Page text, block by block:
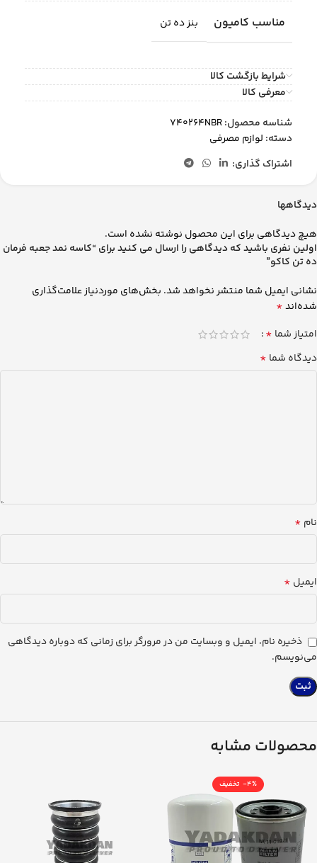
مناسب کامیون بنز ده تن
شرایط بازگشت کالا
معرفی کالا
شناسه محصول:740264NBR
دسته: لوازم مصرفی
اشتراک گذاری:
دیدگاهها
هیچ دیدگاهی برای این محصول نوشته نشده است.
اولین نفری باشید که دیدگاهی را ارسال می کنید برای “کاسه نمد جعبه فرمان
ده تن کاکو”
نشانی ایمیل شما منتشر نخواهد شد. بخش‌های موردنیاز علامت‌گذاری
شده‌اند*
امتیاز شما *
دیدگاه شما *
نام *
ایمیل *
ذخیره نام، ایمیل و وبسایت من در مرورگر برای زمانی که دوباره دیدگاهی
می‌نویسم.
محصولات مشابه
-4%